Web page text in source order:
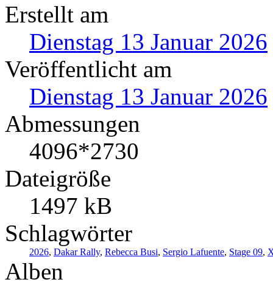
Erstellt am
Dienstag 13 Januar 2026
Veröffentlicht am
Dienstag 13 Januar 2026
Abmessungen
4096*2730
Dateigröße
1497 kB
Schlagwörter
2026, Dakar Rally, Rebecca Busi, Sergio Lafuente, Stage 09,
Alben